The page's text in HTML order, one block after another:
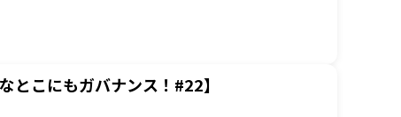
とこにもガバナンス！#22】